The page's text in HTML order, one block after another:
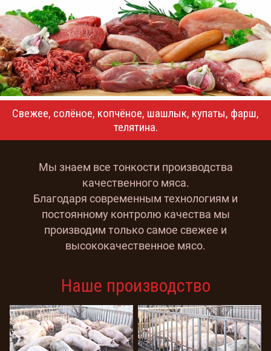
Свежее, солёное, копчёное, шашлык, купаты, фарш,
телятина.
Мы знаем все тонкости производства
качественного мяса.
Благодаря современным технологиям и
постоянному контролю качества мы
производим только самое свежее и
высококачественное мясо.
Наше производство